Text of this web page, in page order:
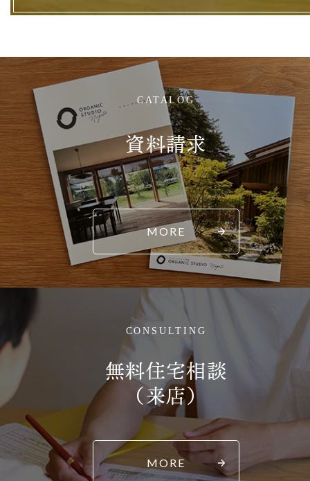
CATALOG
資料請求
MORE
CONSULTING
無料住宅相談
（来店）
MORE